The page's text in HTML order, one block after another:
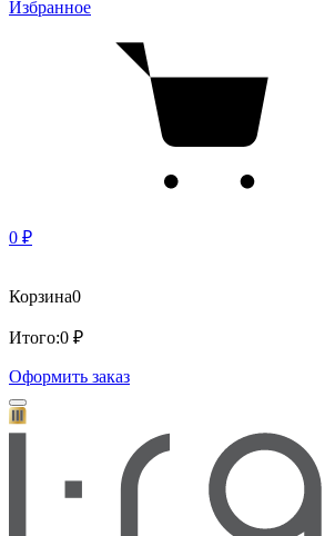
Избранное
0 ₽
Корзина0
Итого:0 ₽
Оформить заказ